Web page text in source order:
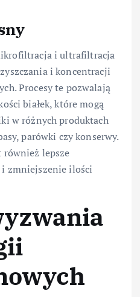
i ultrafiltracja
i koncentracji
Procesy te pozwalają
białek, które mogą
w różnych produktach
parówki czy konserwy.
lepsze
zmniejszenie ilości